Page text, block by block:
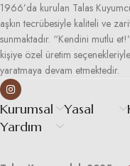
1966’da kurulan Talas
aşkın tecrübesiyle kaliteli ve
sunmaktadır. “Kendini mutlu
kişiye özel üretim
yaratmaya devam etmektedir.
Kurumsal
Yardım
Yasal